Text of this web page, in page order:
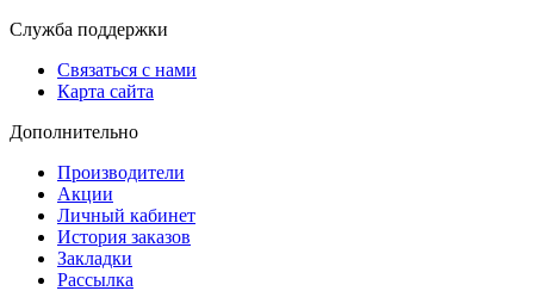
Служба поддержки
Связаться с нами
Карта сайта
Дополнительно
Производители
Акции
Личный кабинет
История заказов
Закладки
Рассылка